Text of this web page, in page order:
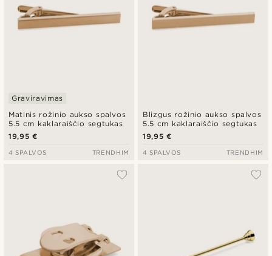
Matinis rožinio aukso spalvos
5.5 cm kaklaraiščio segtukas
Graviravimas
19,95 €
4 SPALVOS TRENDHIM
Blizgus rožinio aukso spalvos
5.5 cm kaklaraiščio segtukas
19,95 €
4 SPALVOS TRENDHIM